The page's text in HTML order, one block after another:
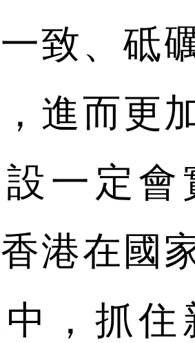
致、砥
進而更
一定
港在國
，抓